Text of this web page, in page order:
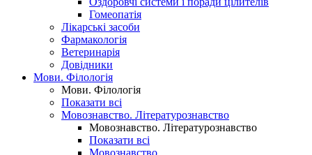
Гомеопатія
Лікарські засоби
Фармакологія
Ветеринарія
Довідники
Мови. Філологія
Мови. Філологія
Показати всі
Мовознавство. Літературознавство
Мовознавство. Літературознавство
Показати всі
Мовознавство